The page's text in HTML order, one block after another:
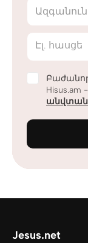
Ազգանուն
Էլ. հասցե
Jesus.net